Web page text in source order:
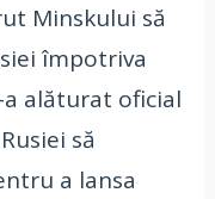
Minskului să
împotriva
a alăturat oficial
să
a lansa